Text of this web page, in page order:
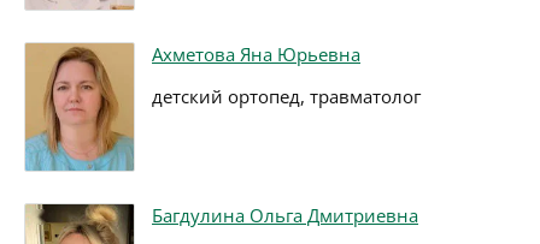
Ахметова Яна Юрьевна
детский ортопед, травматолог
Багдулина Ольга Дмитриевна